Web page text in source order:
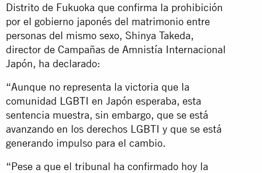
Distrito de Fukuoka que confirma la prohibición
por el gobierno japonés del matrimonio entre
personas del mismo sexo, Shinya Takeda,
director de Campañas de Amnistía Internacional
Japón, ha declarado:
“Aunque no representa la victoria que la
comunidad LGBTI en Japón esperaba, esta
sentencia muestra, sin embargo, que se está
avanzando en los derechos LGBTI y que se está
generando impulso para el cambio.
“Pese a que el tribunal ha confirmado hoy la